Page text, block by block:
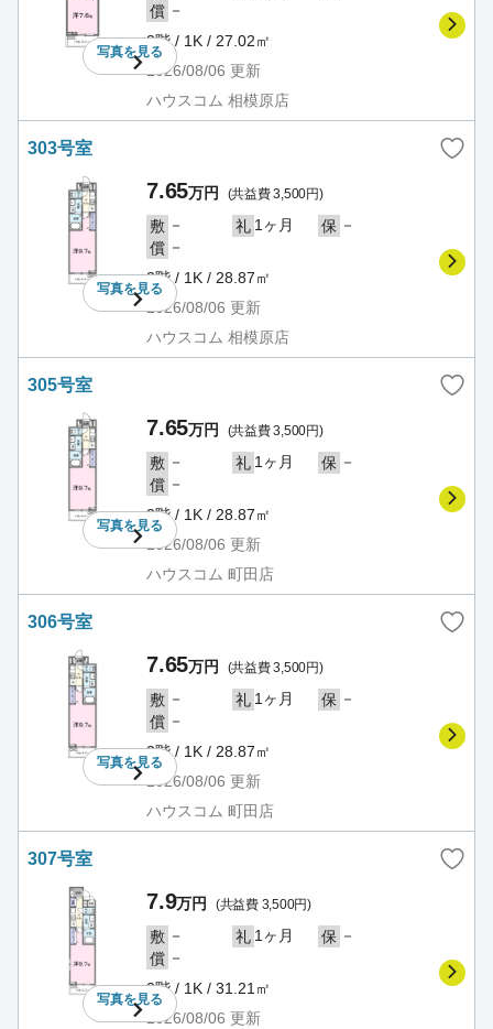
写真を見る
償 －
3階 / 1K / 27.02㎡
2026/08/06 更新
ハウスコム 相模原店
303号室
写真を見る
7.65万円 (共益費 3,500円)
敷 － 礼 1ヶ月 保 －
償 －
3階 / 1K / 28.87㎡
2026/08/06 更新
ハウスコム 相模原店
305号室
写真を見る
7.65万円 (共益費 3,500円)
敷 － 礼 1ヶ月 保 －
償 －
3階 / 1K / 28.87㎡
2026/08/06 更新
ハウスコム 町田店
306号室
写真を見る
7.65万円 (共益費 3,500円)
敷 － 礼 1ヶ月 保 －
償 －
3階 / 1K / 28.87㎡
2026/08/06 更新
ハウスコム 町田店
307号室
写真を見る
7.9万円 (共益費 3,500円)
敷 － 礼 1ヶ月 保 －
償 －
3階 / 1K / 31.21㎡
2026/08/06 更新